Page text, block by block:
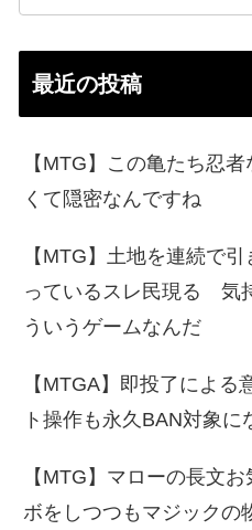
最近の投稿
【MTG】この亀たち忍
くて隠密なんですね
【MTG】土地を連続で
っているスレ民現る 気
ういうゲームなんだ
【MTGA】即投了による
ト操作も永久BAN対象に
【MTG】マローの長文
ボをしつつもマジックの